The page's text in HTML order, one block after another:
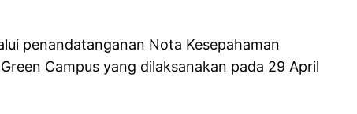
penandatanganan Nota Kesepahaman
Campus yang dilaksanakan pada 29 April